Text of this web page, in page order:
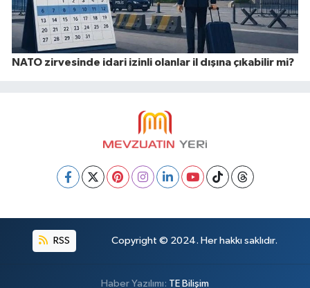
NATO zirvesinde idari izinli olanlar il dışına çıkabilir mi?
RSS Copyright © 2024. Her hakkı saklıdır.
Haber Yazılımı: TE Bilişim